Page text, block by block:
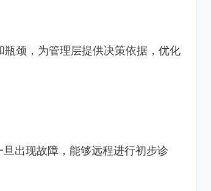
颈，为管理层提供决策依据，优化
出现故障，能够远程进行初步诊